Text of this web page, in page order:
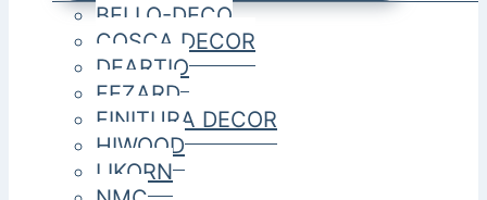
BELLO-DECO
COSCA DECOR
DEARTIO
FEZARD
FINITURA DECOR
HIWOOD
LIKORN